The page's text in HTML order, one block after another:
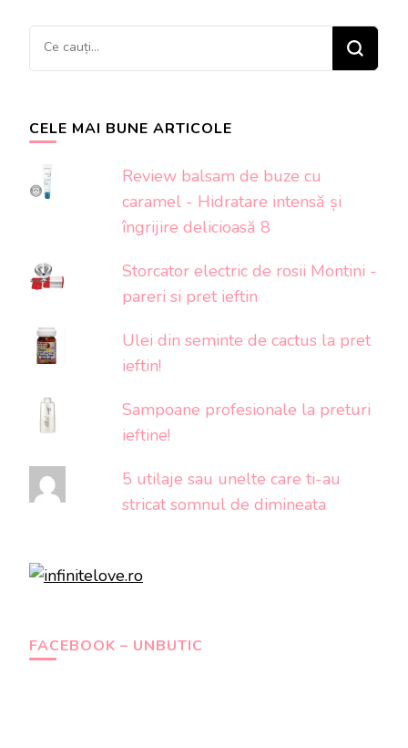
Cauți
ceva?
CELE MAI BUNE ARTICOLE
Review balsam de buze cu
caramel - Hidratare intensă și
îngrijire delicioasă 8
Storcator electric de rosii Montini -
pareri si pret ieftin
Ulei din seminte de cactus la pret
ieftin!
Sampoane profesionale la preturi
ieftine!
5 utilaje sau unelte care ti-au
stricat somnul de dimineata
FACEBOOK – UNBUTIC